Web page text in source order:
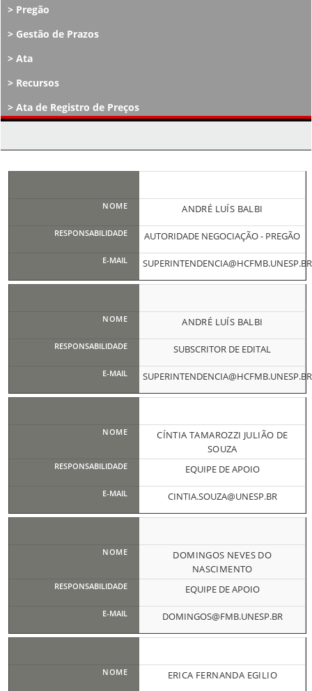
Pregão
Gestão de Prazos
Ata
Recursos
Ata de Registro de Preços
ANDRÉ LUÍS BALBI
AUTORIDADE NEGOCIAÇÃO - PREGÃO
SUPERINTENDENCIA@HCFMB.UNESP.BR
ANDRÉ LUÍS BALBI
SUBSCRITOR DE EDITAL
SUPERINTENDENCIA@HCFMB.UNESP.BR
CÍNTIA TAMAROZZI JULIÃO DE
SOUZA
EQUIPE DE APOIO
CINTIA.SOUZA@UNESP.BR
DOMINGOS NEVES DO
NASCIMENTO
EQUIPE DE APOIO
DOMINGOS@FMB.UNESP.BR
ERICA FERNANDA EGILIO